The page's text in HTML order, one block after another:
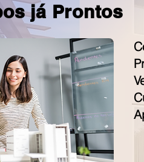
já Prontos